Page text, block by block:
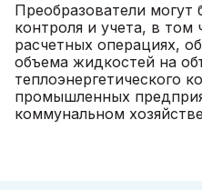
Преобразователи
контроля и учета, в том
расчетных операциях,
объема жидкостей на
теплоэнергетического
промышленных
коммунальном